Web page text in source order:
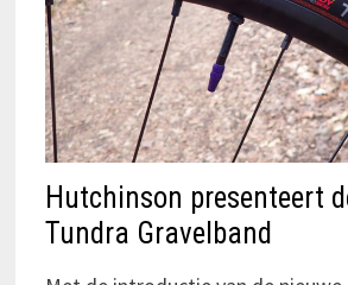
Hutchinson presenteert
Tundra Gravelband